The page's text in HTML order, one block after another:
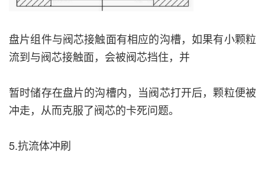
盘片组件与阀芯接触面有相应的沟槽，如果有小颗粒
流到与阀芯接触面，会被阀芯挡住，并
暂时储存在盘片的沟槽内，当阀芯打开后，颗粒便被
冲走，从而克服了阀芯的卡死问题。
5.抗流体冲刷